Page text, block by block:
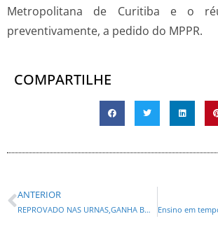
Metropolitana de Curitiba e o
preventivamente, a pedido do MPPR.
COMPARTILHE
ANTERIOR
REPROVADO NAS URNAS,GANHA BOQUINHA NO GOVERNO